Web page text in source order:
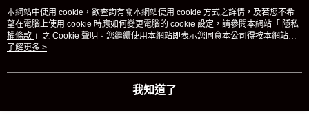
熱門標籤
本網站中使用 cookie，欲查詢有關本網站使用 cookie 方式之詳情，及若您不希
望在電腦上使用 cookie 時應如何變更電腦的 cookie 設定，請參閱本網站「 隱私
權條款 」之 Cookie 聲明。您繼續使用本網站即表示您同意本公司得按本網站使
用條款之 Cookie 聲明使用 cookie。
了解更多 >
我知道了